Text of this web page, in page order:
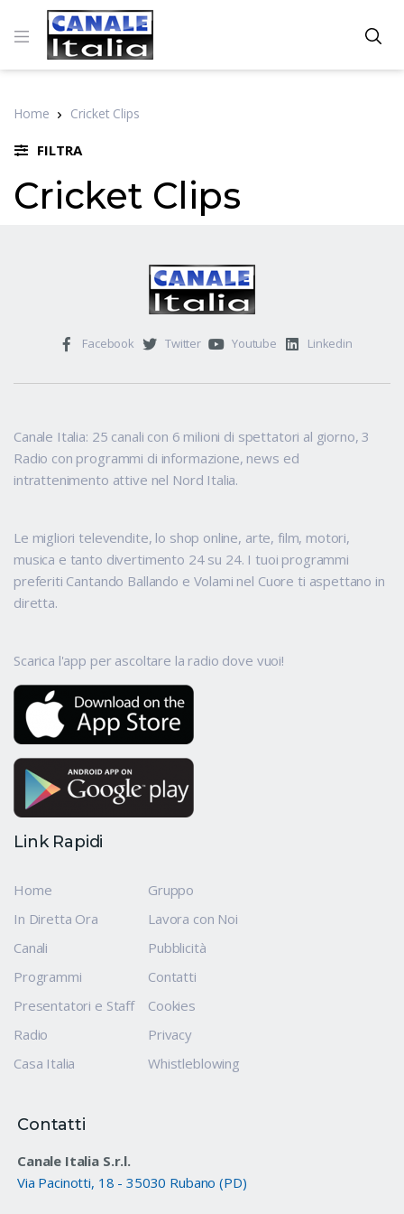
Home Cricket Clips
FILTRA
Cricket Clips
Facebook Twitter Youtube Linkedin
Canale Italia: 25 canali con 6 milioni di spettatori al giorno, 3
Radio con programmi di informazione, news ed
intrattenimento attive nel Nord Italia.
Le migliori televendite, lo shop online, arte, film, motori,
musica e tanto divertimento 24 su 24. I tuoi programmi
preferiti Cantando Ballando e Volami nel Cuore ti aspettano in
diretta.
Scarica l'app per ascoltare la radio dove vuoi!
Link Rapidi
Home
In Diretta Ora
Canali
Programmi
Presentatori e Staff
Radio
Casa Italia
Gruppo
Lavora con Noi
Pubblicità
Contatti
Cookies
Privacy
Whistleblowing
Contatti
Canale Italia S.r.l.
Via Pacinotti, 18 - 35030 Rubano (PD)